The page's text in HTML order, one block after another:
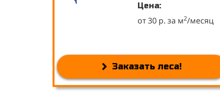
Цена:
от 30 р. за м2/месяц
Заказать леса!